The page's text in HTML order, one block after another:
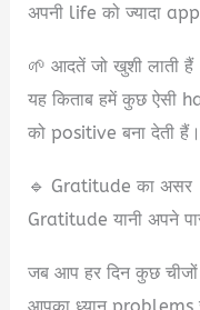
अपनी life को ज्यादा
🌱 आदतें जो खुशी लाती हैं
यह किताब हमें कुछ ऐसी
को positive बना देती हैं।
🔹 Gratitude का असर
Gratitude यानी अपने
जब आप हर दिन कुछ